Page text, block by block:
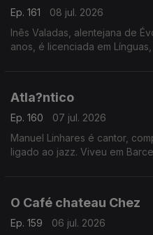
Ep. 161
08 jul. 2026
Inês Valadas, alentejana de
anos, é licenciada em
Atla?ntico
Ep. 160
07 jul. 2026
Manuel Linhares é cantor,
ligado ao jazz. Viveu em
O Café chateau Chez
Ep. 159
06 jul. 2026